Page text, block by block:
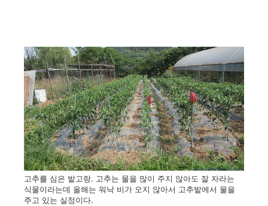
고추를 심은 밭고랑. 고추는 물을 많이 주지 않아도 잘 자라는
식물이라는데 올해는 워낙 비가 오지 않아서 고추밭에서 물을
주고 있는 실정이다.